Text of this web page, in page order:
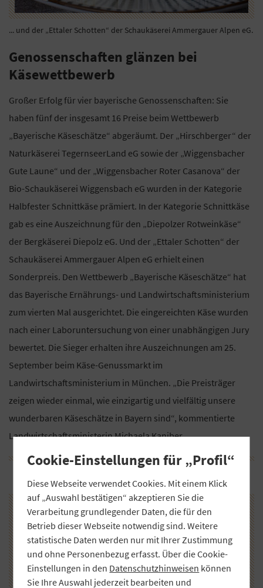
... und der „Ettaler Schotten“ der Schaukäserei Ammergauer Alpen eG.
Genossenschaften glänzen bei
Käsewettbewerb
Großer Erfolg für vier bayerische Genossenschaften: Sie
haben fünf der insgesamt 16 Preise beim Wettbewerb
„Bayerische Käseschätze“ abgeräumt. Der „Hirschberger“ der
Naturkäserei TegernseerLand eG sowie der „Wiggensbacher
Gute Laune“ und der „Wiggensbacher Roter Casanova“ der
Bio-Schaukäserei Wiggensbach eG wurden in der Kategorie
Halbfester Schnittkäse prämiert. In der Kategorie Schnittkäse
gab es eine Auszeichnung für den „Diepolzer Rotweinkäse“
der Bergkäserei Diepolz eG. Und der „Ettaler Schotten“ der
Schaukäserei Ammergauer Alpen eG erhielt einen
Sonderpreis. Den Wettbewerb „Bayerische Käseschätze“ hat
das Bayerische Ernährungs- und Landwirtschaftsministerium
zum vierten Mal ausgerichtet. Die eingereichten Käse wurden
nach einer Laboruntersuchung von einer unabhängigen Jury
bewertet. Die Sieger erhalten ihre Auszeichnungen am 25.
September beim Käse-Genussmarkt im
Landwirtschaftsministerium in München. „Die Preisträger
zeigen wieder einmal, wie einzigartig und vielfältig unsere
wunderbaren Käseschätze in Bayern sind“, kommentierte
Landwirtschaftsministerin Michaela Kaniber.
Cookie-Einstellungen für „Profil“
Diese Webseite verwendet Cookies. Mit einem Klick
auf „Auswahl bestätigen“ akzeptieren Sie die
Verarbeitung grundlegender Daten, die für den
Betrieb dieser Webseite notwendig sind. Weitere
statistische Daten werden nur mit Ihrer Zustimmung
und ohne Personenbezug erfasst. Über die Cookie-
Einstellungen in den Datenschutzhinweisen können
Sie Ihre Auswahl jederzeit bearbeiten und